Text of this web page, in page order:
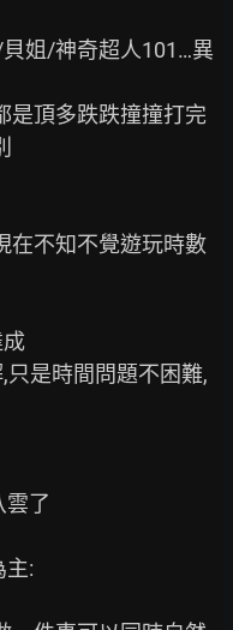
姐/神奇超人101…異
是頂多跌跌撞撞打完
在不知不覺遊玩時數
只是時間問題不困難,
雲了
主: